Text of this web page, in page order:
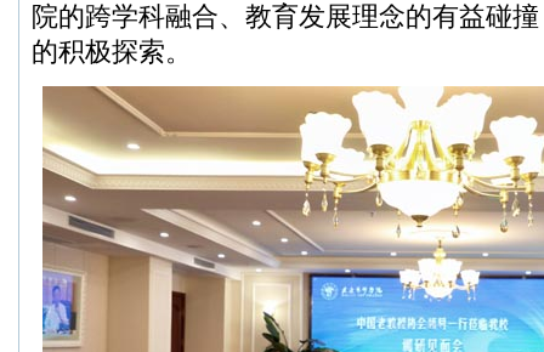
院的跨学科融合、教育发展理念的有益碰
的积极探索。